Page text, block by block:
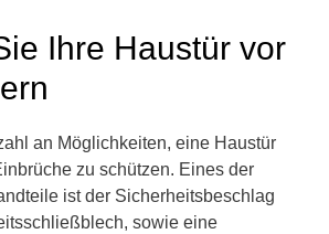
Ihre Haustür vor
an Möglichkeiten, eine Haustür
zu schützen. Eines der
ist der Sicherheitsbeschlag
sowie eine